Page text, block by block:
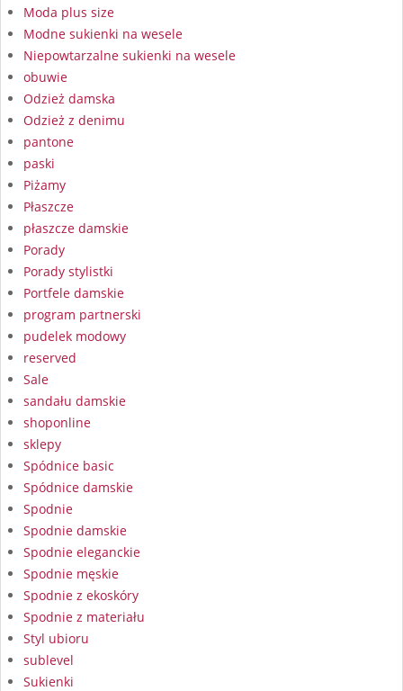
Moda plus size
Modne sukienki na wesele
Niepowtarzalne sukienki na wesele
obuwie
Odzież damska
Odzież z denimu
pantone
paski
Piżamy
Płaszcze
płaszcze damskie
Porady
Porady stylistki
Portfele damskie
program partnerski
pudelek modowy
reserved
Sale
sandału damskie
shoponline
sklepy
Spódnice basic
Spódnice damskie
Spodnie
Spodnie damskie
Spodnie eleganckie
Spodnie męskie
Spodnie z ekoskóry
Spodnie z materiału
Styl ubioru
sublevel
Sukienki